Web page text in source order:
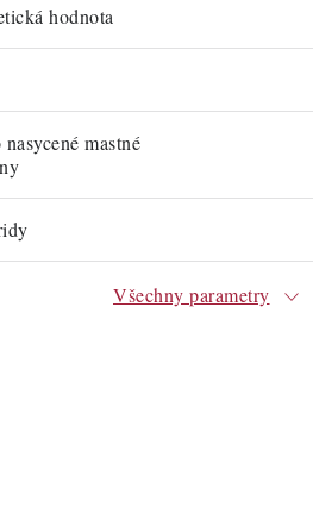
hodnota
mastné
Všechny parametry